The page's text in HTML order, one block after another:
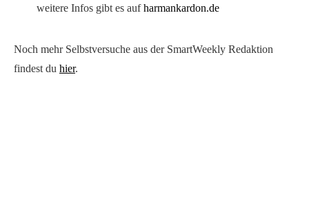
weitere Infos gibt es aufharmankardon.de
Noch mehr Selbstversuche aus der SmartWeekly Redaktion
findest du hier.